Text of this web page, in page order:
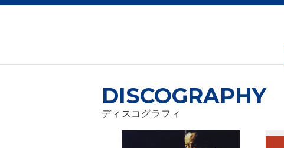
DISCOGRAPHY
ディスコグラフィ